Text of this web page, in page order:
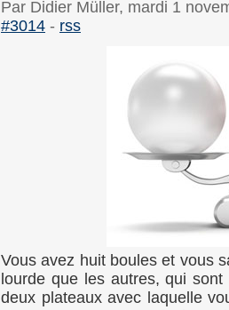
Par Didier Müller, mardi 1
#3014 - rss
Vous avez huit boules et vous
lourde que les autres, qui
deux plateaux avec laquelle